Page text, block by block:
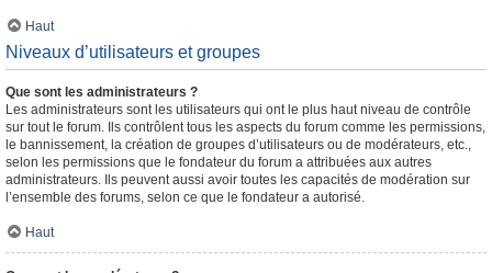
Haut
Niveaux d’utilisateurs et groupes
Que sont les administrateurs ?
Les administrateurs sont les utilisateurs qui ont le plus haut niveau de contrôle
sur tout le forum. Ils contrôlent tous les aspects du forum comme les permissions,
le bannissement, la création de groupes d’utilisateurs ou de modérateurs, etc.,
selon les permissions que le fondateur du forum a attribuées aux autres
administrateurs. Ils peuvent aussi avoir toutes les capacités de modération sur
l’ensemble des forums, selon ce que le fondateur a autorisé.
Haut